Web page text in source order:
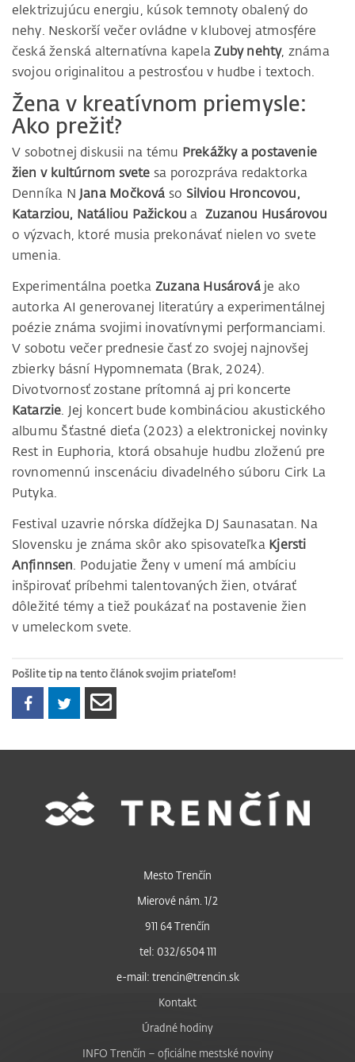
elektrizujúcu energiu, kúsok temnoty obalený do
nehy. Neskorší večer ovládne v klubovej atmosfére
česká ženská alternatívna kapelaZuby nehty, známa
svojou originalitou a pestrosťou v hudbe i textoch.
Žena v kreatívnom priemysle:
Ako prežiť?
V sobotnej diskusii na tému Prekážky a postavenie
žien v kultúrnom svete sa porozpráva redaktorka
Denníka N Jana Močková so Silviou Hroncovou,
Katarziou, Natáliou Pažickou a Zuzanou Husárovou
o výzvach, ktoré musia prekonávať nielen vo svete
umenia.
Experimentálna poetkaZuzana Husárováje ako
autorka AI generovanej literatúry a experimentálnej
poézie známa svojimi inovatívnymi performanciami.
V sobotu večer prednesie časť zo svojej najnovšej
zbierky básní Hypomnemata (Brak, 2024).
Divotvornosť zostane prítomná aj pri koncerte
Katarzie. Jej koncert bude kombináciou akustického
albumu Šťastné dieťa (2023) a elektronickej novinky
Rest in Euphoria, ktorá obsahuje hudbu zloženú pre
rovnomennú inscenáciu divadelného súboru Cirk La
Putyka.
Festival uzavrie nórska dídžejka DJ Saunasatan. Na
Slovensku je známa skôr ako spisovateľkaKjersti
Anfinnsen. Podujatie Ženy v umení má ambíciu
inšpirovať príbehmi talentovaných žien, otvárať
dôležité témy a tiež poukázať na postavenie žien
v umeleckom svete.
Pošlite tip na tento článok svojim priateľom!
Mesto Trenčín
Mierové nám. 1/2
911 64 Trenčín
tel: 032/6504 111
e-mail: trencin@trencin.sk
Kontakt
Úradné hodiny
INFO Trenčín – oficiálne mestské noviny